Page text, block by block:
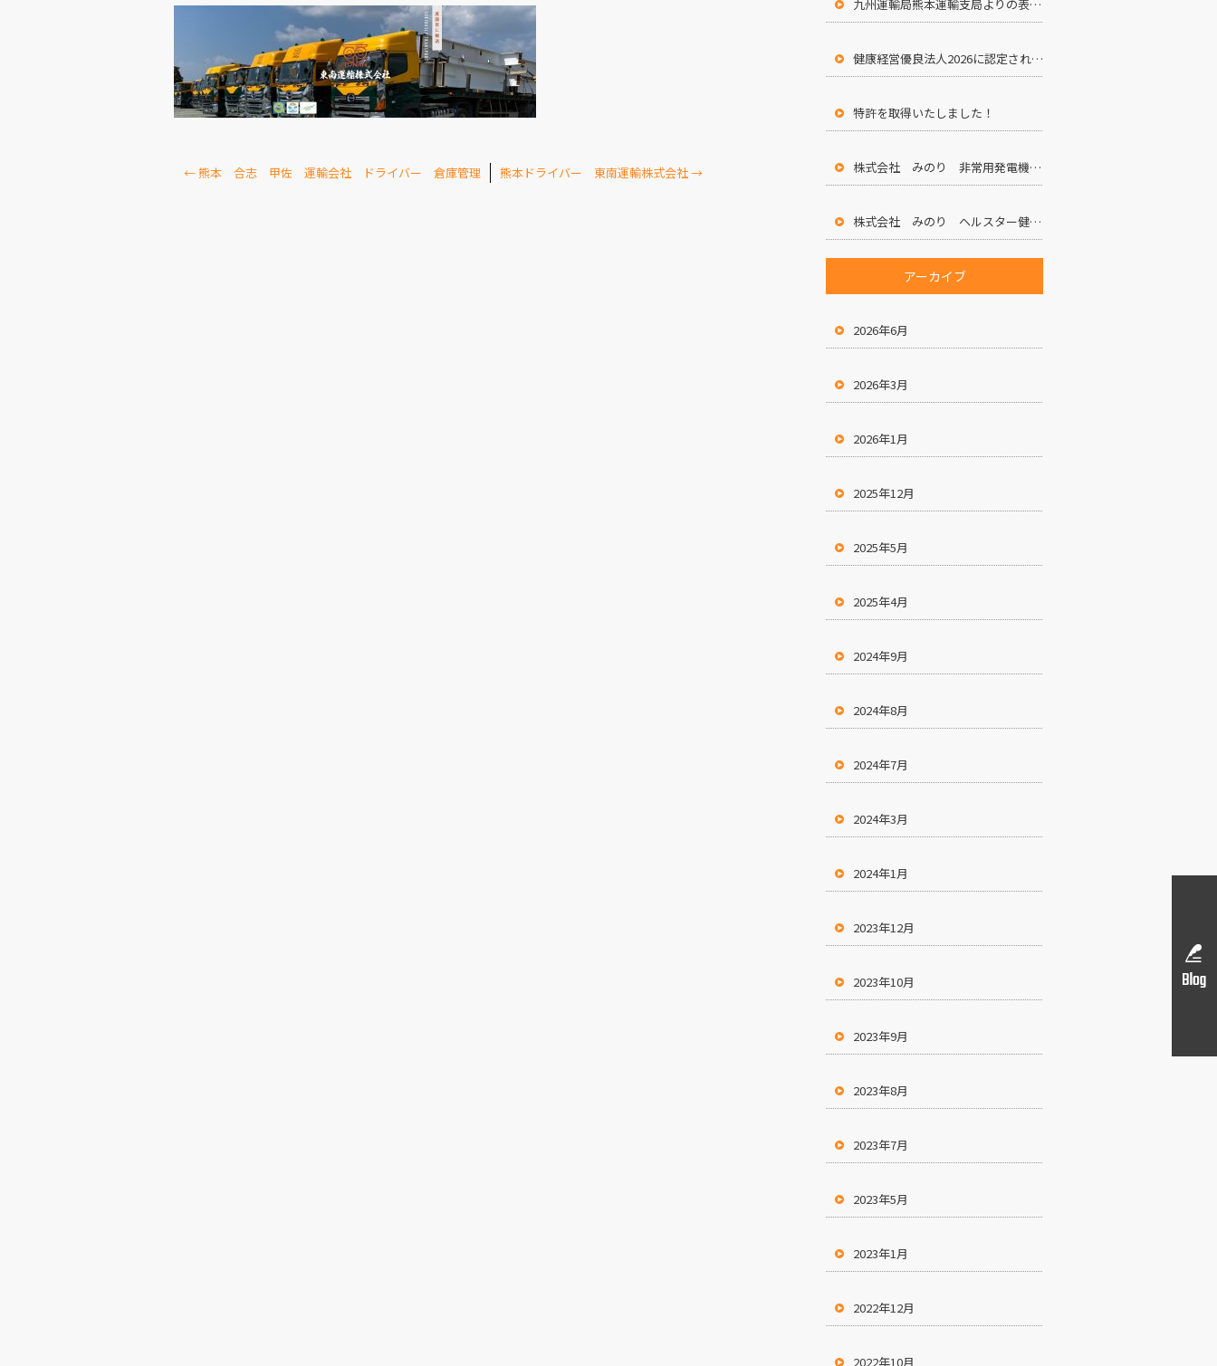
←熊本 合志 甲佐 運輸会社 ドライバー 倉庫管理 熊本ドライバー 東南運輸株式会社→
九州運輸局熊本運輸支局よりの表彰状
健康経営優良法人2026に認定されました
特許を取得いたしました！
株式会社 みのり 非常用発電機設置のお知らせ
株式会社 みのり ヘルスター健康宣言
アーカイブ
2026年6月
2026年3月
2026年1月
2025年12月
2025年5月
2025年4月
2024年9月
2024年8月
2024年7月
2024年3月
2024年1月
2023年12月
2023年10月
2023年9月
2023年8月
2023年7月
2023年5月
2023年1月
2022年12月
2022年10月